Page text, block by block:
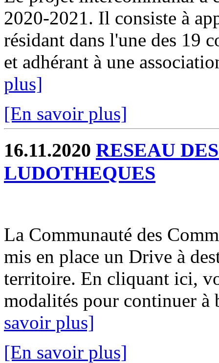
2020-2021. Il consiste à
résidant dans l'une des 19
et adhérant à une
plus]
[En savoir plus]
16.11.2020 RESEAU
LUDOTHEQUES
La Communauté des
mis en place un Drive à
territoire. En cliquant ici,
modalités pour continuer à
savoir plus]
[En savoir plus]